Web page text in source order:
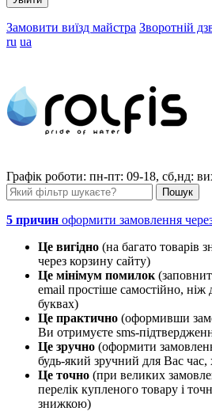
Замовити виїзд майстра Зворотній
ru ua
Графік роботи: пн-пт: 09-18, сб,нд:
5 причин оформити замовлення
Це вигідно (на багато товарів
через корзину сайту)
Це мінімум помилок
email простіше самостійно,
буквах)
Це практично (оформивши
Ви отримуєте sms-
Це зручно (оформити
будь-який зручний для Вас час,
Це точно (при великих
перелік купленого товару і
знижкою)